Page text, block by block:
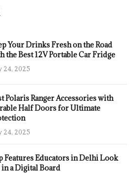
Your Drinks Fresh on the Road
the Best 12V Portable Car Fridge
24, 2025
Polaris Ranger Accessories with
Half Doors for Ultimate
24, 2025
Features Educators in Delhi Look
a Digital Board